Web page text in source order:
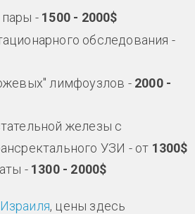
- 1500 - 2000$
обследования -
лимфоузлов - 2000 -
железы с
УЗИ - от 1300$
- 1300 - 2000$
, цены здесь